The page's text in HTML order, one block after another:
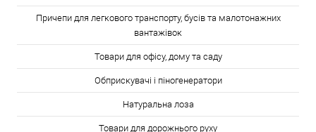
Причепи для легкового транспорту, бусів та малотонажних
вантажівок
Товари для офісу, дому та саду
Обприскувачі і піногенератори
Натуральна лоза
Товари для дорожнього руху